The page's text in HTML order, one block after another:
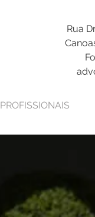
Rua
PROFISSIONAIS